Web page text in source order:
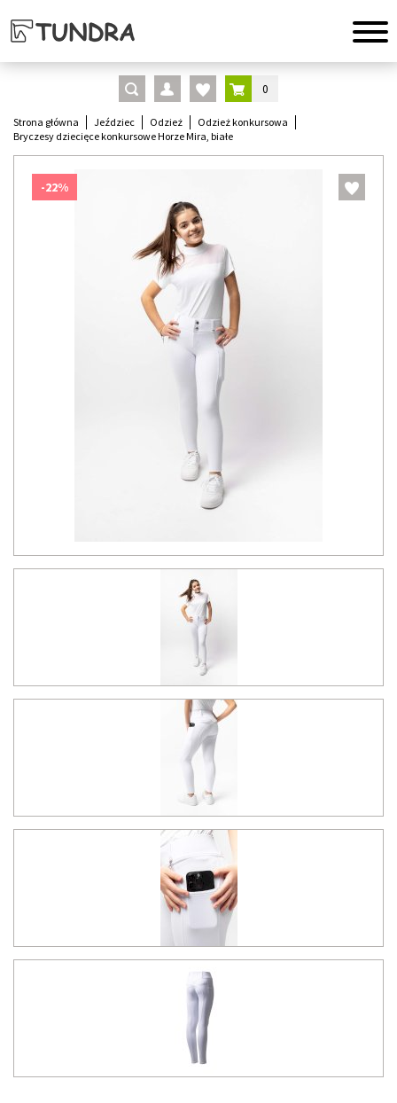
0
Strona główna Jeździec Odzież
Odzież konkursowa
Bryczesy dziecięce konkursowe Horze Mira, białe
-22%